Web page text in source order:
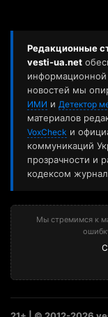
Редакционные
vesti-ua.net
информационной
новостей мы
ИМИ и Детектор
материалов
VoxCheck и
коммуникаций
прозрачности и
кодексом
Мы стремимся к